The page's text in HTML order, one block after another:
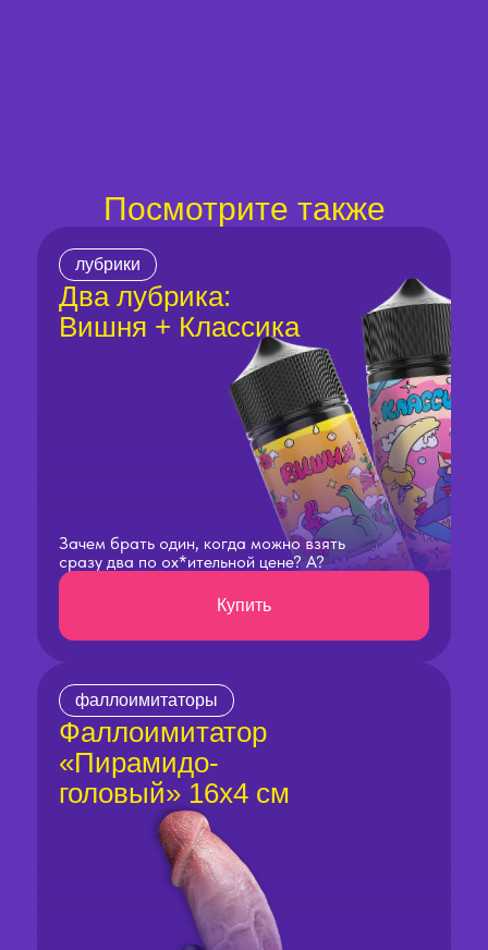
Посмотрите также
лубрики
Два лубрика:
Вишня + Классика
Зачем брать один, когда можно взять
сразу два по ох*ительной цене? А?
Купить
фаллоимитаторы
Фаллоимитатор
«Пирамидо-
головый» 16х4 см